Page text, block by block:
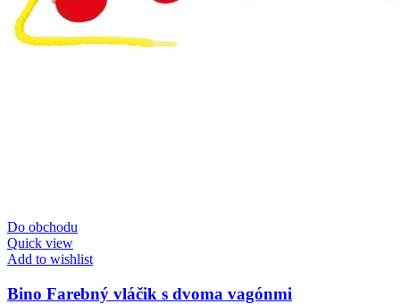
Do obchodu
Quick view
Add to wishlist
Bino Farebný vláčik s dvoma vagónmi